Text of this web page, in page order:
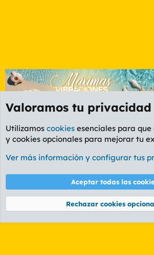
Foro General
Cookies
PL OLDSTYLE AMARILLO
Términos y reglas Política
Community platform by XenForo® © 2010-2026
Valoramos tu privacidad
Utilizamos cookies esenciales para
y cookies opcionales para mejorar tu
Ver más información y configurar tus
Aceptar todas las
Rechazar cookies